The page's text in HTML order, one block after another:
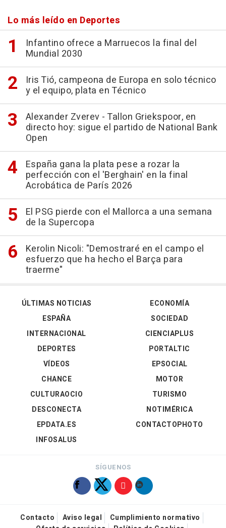
Lo más leído en Deportes
Infantino ofrece a Marruecos la final del
Mundial 2030
Iris Tió, campeona de Europa en solo técnico
y el equipo, plata en Técnico
Alexander Zverev - Tallon Griekspoor, en
directo hoy: sigue el partido de National Bank
Open
España gana la plata pese a rozar la
perfección con el 'Berghain' en la final
Acrobática de París 2026
El PSG pierde con el Mallorca a una semana
de la Supercopa
Kerolin Nicoli: "Demostraré en el campo el
esfuerzo que ha hecho el Barça para
traerme"
ÚLTIMAS NOTICIAS
ESPAÑA
INTERNACIONAL
DEPORTES
VÍDEOS
ECONOMÍA
SOCIEDAD
CIENCIAPLUS
PORTALTIC
EPSOCIAL
CHANCE
CULTURAOCIO
DESCONECTA
EPDATA.ES
INFOSALUS
MOTOR
TURISMO
NOTIMÉRICA
CONTACTOPHOTO
SÍGUENOS
Contacto Aviso legal
Cumplimiento normativo